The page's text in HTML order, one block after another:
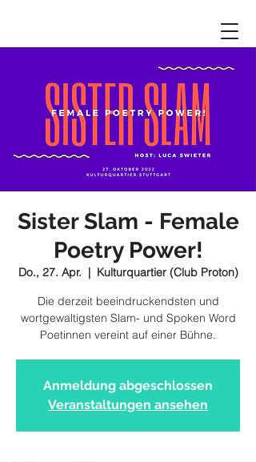
Sister Slam - Female
Poetry Power!
Do., 27. Apr.
  |
Kulturquartier (Club Proton)
Die derzeit beeindruckendsten und
wortgewaltigsten Slam- und Spoken Word
Poetinnen vereint auf einer Bühne.
Anmeldung abgeschlossen
Veranstaltungen ansehen